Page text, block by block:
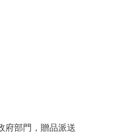
府部門，贈品派送